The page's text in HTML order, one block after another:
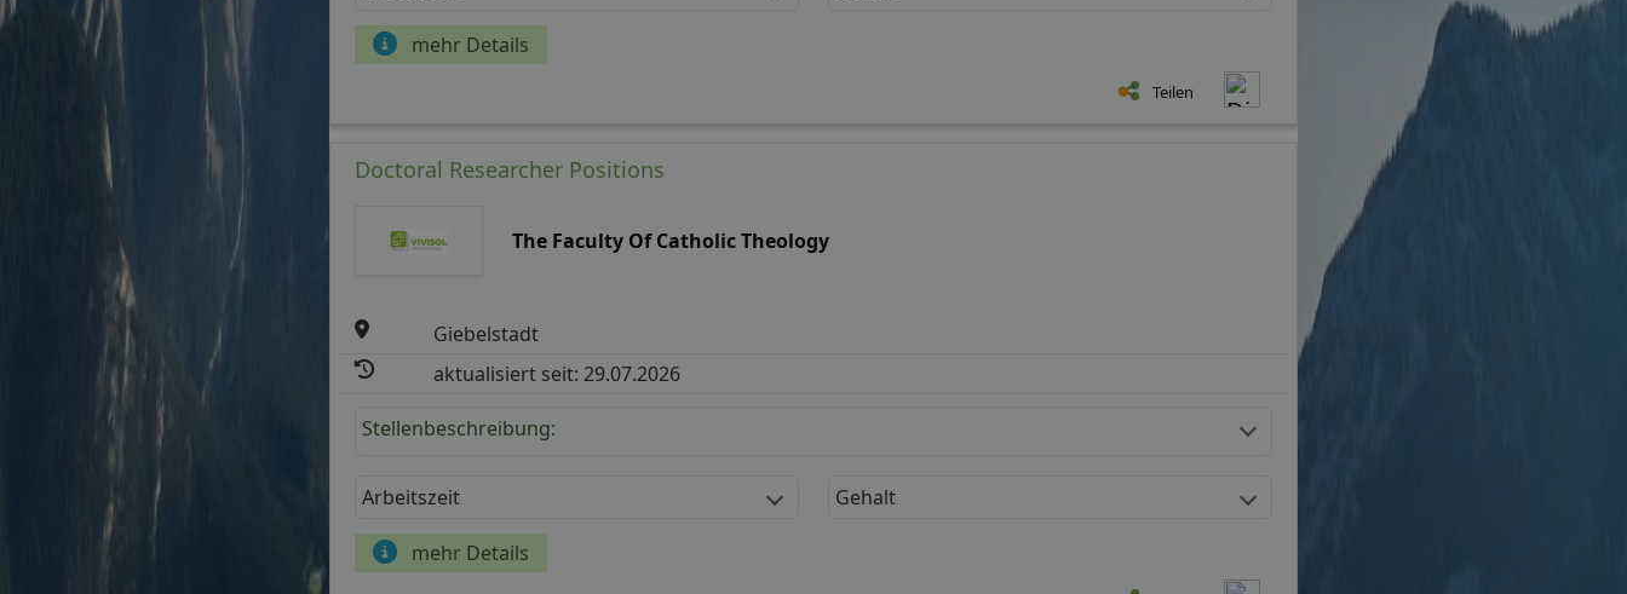
mehr Details
Teilen
Doctoral Researcher Positions
The Faculty Of Catholic Theology
Giebelstadt
aktualisiert seit: 29.07.2026
Stellenbeschreibung:
Arbeitszeit Gehalt
mehr Details